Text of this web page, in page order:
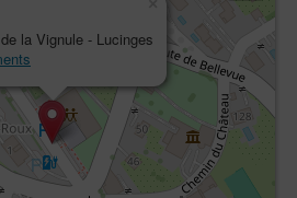
la Vignule - Lucinges